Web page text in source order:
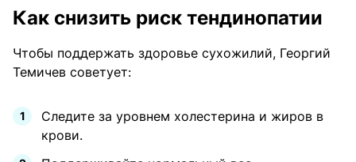
Как снизить риск тендинопатии
Чтобы поддержать здоровье сухожилий, Георгий
Темичев советует:
Следите за уровнем холестерина и жиров в
крови.